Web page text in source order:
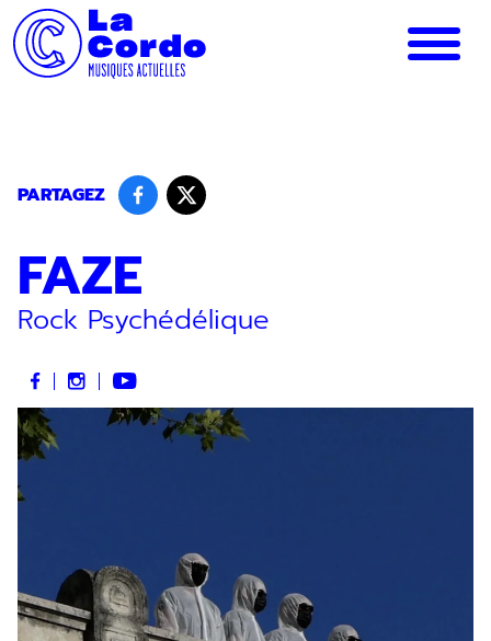
Panneau de gestion des cookies
PARTAGEZ
FAZE
Rock Psychédélique